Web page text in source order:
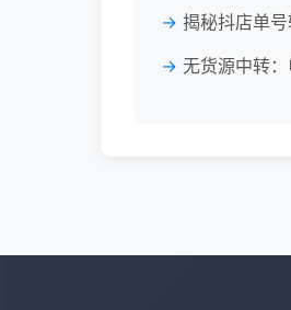
揭秘抖店单号
无货源中转